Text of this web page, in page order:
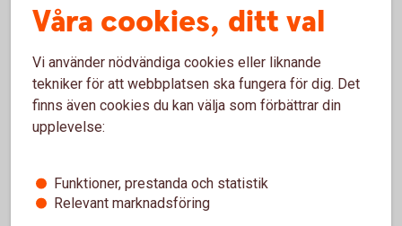
Börja spara till barn
På kontot kan barn få in sina pengar och sköta sina
betalningar. Swish och bankkort kan kopplas till
Våra cookies, ditt val
Vi använder nödvändiga cookies eller liknande
tekniker för att webbplatsen ska fungera för dig. Det
finns även cookies du kan välja som förbättrar din
upplevelse:
Funktioner, prestanda och statistik
Relevant marknadsföring